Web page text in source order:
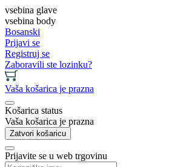
vsebina glave
vsebina body
Bosanski
Prijavi se
Registruj se
Zaboravili ste lozinku?
Vaša košarica je prazna
Košarica status
Vaša košarica je prazna
Zatvori košaricu
Prijavite se u web trgovinu